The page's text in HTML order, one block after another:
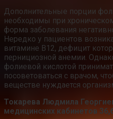
Дополнительные порции
необходимы при
форма заболевания
Нередко у пациентов
витамине B12, дефицит
пернициозной анемии.
фолиевой кислотой
посоветоваться с врачом,
веществе нуждается
Токарева Людмила
медицинских кабинетов